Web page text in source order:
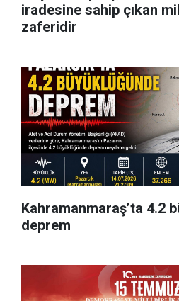
iradesine sahip çıkan
zaferidir
Kahramanmaraş’ta 4.2
deprem